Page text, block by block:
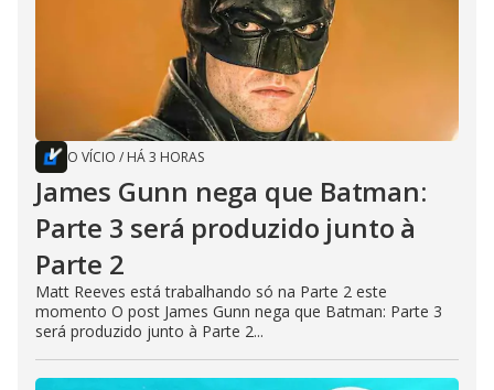
O VÍCIO / HÁ 3 HORAS
James Gunn nega que Batman:
Parte 3 será produzido junto à
Parte 2
Matt Reeves está trabalhando só na Parte 2 este
momento O post James Gunn nega que Batman: Parte 3
será produzido junto à Parte 2...